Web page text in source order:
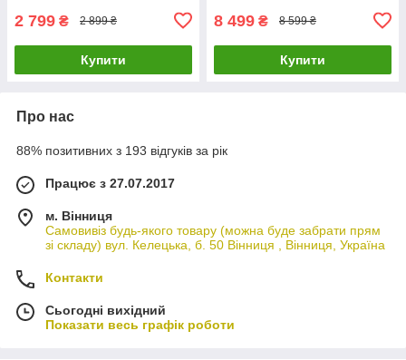
2 799 ₴ 2 899 ₴
Купити
8 499 ₴ 8 599 ₴
Купити
Про нас
88% позитивних з 193 відгуків за рік
Працює з 27.07.2017
м. Вінниця
Самовивіз будь-якого товару (можна буде забрати прям
зі складу) вул. Келецька, б. 50 Вінниця , Вінниця, Україна
Контакти
Сьогодні вихідний
Показати весь графік роботи